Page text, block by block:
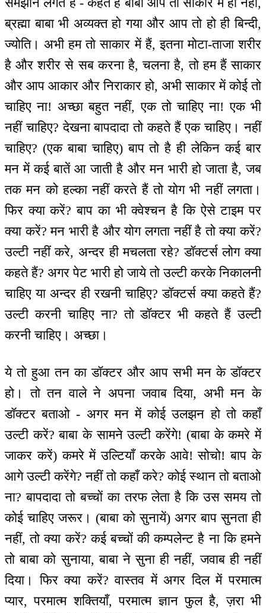
ब्रह्मा बाबा भी अव्यक्त हो गया और आप तो हो ही बिन्दी,
ज्योति। अभी हम तो साकार में हैं, इतना मोटा-ताजा शरीर
है और शरीर से सब करना है, चलना है, तो हम हैं साकार
और आप आकार और निराकार हो, अभी साकार में कोई तो
चाहिए ना! अच्छा बहुत नहीं, एक तो चाहिए ना! एक भी
नहीं चाहिए? देखना बापदादा तो कहते हैं एक चाहिए। नहीं
चाहिए? (एक बाबा चाहिए) बाप तो है ही लेकिन कई बार
मन में कई बातें आ जाती है और मन भारी हो जाता है, जब
तक मन को हल्का नहीं करते हैं तो योग भी नहीं लगता।
फिर क्या करें? बाप का भी क्वेश्चन है कि ऐसे टाइम पर
क्या करें? मन भारी है और योग लगता नहीं है तो क्या करें?
उल्टी नहीं करे, अन्दर ही मचलता रहे? डॉक्टर्स लोग क्या
कहते हैं? अगर पेट भारी हो जाये तो उल्टी करके निकालनी
चाहिए या अन्दर ही रखनी चाहिए? डॉक्टर्स क्या कहते हैं?
उल्टी करनी चाहिए ना? तो डॉक्टर भी कहते हैं उल्टी
करनी चाहिए। अच्छा।
ये तो हुआ तन का डॉक्टर और आप सभी मन के डॉक्टर
हो। तो तन वाले ने अपना जवाब दिया, अभी मन के
डॉक्टर बताओ - अगर मन में कोई उलझन हो तो कहाँ
उल्टी करें? बाबा के सामने उल्टी करेंगे! (बाबा के कमरे में
जाकर करें) कमरे में उल्टियाँ करके आवे! सोचो! बाप के
आगे उल्टी करेंगे? नहीं तो कहाँ करे? कोई स्थान तो बताओ
ना? बापदादा तो बच्चों का तरफ लेता है कि उस समय तो
कोई चाहिए जरूर। (बाबा को सुनायें) अगर बाप सुनता ही
नहीं, तो क्या करें? कई बच्चों की कम्पलेन्ट है ना कि हमने
तो बाबा को सुनाया, बाबा ने सुना ही नहीं, जवाब ही नहीं
दिया। फिर क्या करें? वास्तव में अगर दिल में परमात्म
प्यार, परमात्म शक्तियाँ, परमात्म ज्ञान फुल है, ज़रा भी